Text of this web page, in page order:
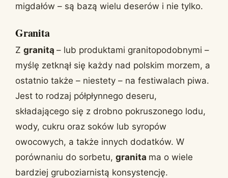
migdałów – są bazą wielu deserów i nie tylko.
Granita
Z granitą – lub produktami granitopodobnymi –
myślę zetknął się każdy nad polskim morzem, a
ostatnio także – niestety – na festiwalach piwa.
Jest to rodzaj półpłynnego deseru,
składającego się z drobno pokruszonego lodu,
wody, cukru oraz soków lub syropów
owocowych, a także innych dodatków. W
porównaniu do sorbetu, granita ma o wiele
bardziej gruboziarnistą konsystencję.